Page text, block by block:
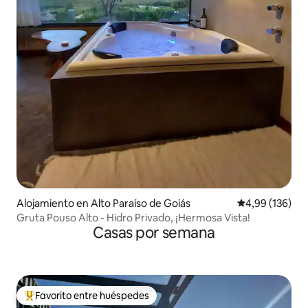
Alojamiento en Alto Paraíso de Goiás Calificación
4,99 (136)
Gruta Pouso Alto - Hidro Privado, ¡Hermosa Vista!
Casas por semana
Favorito entre los huéspedes más destacados
Favorito entre huéspedes